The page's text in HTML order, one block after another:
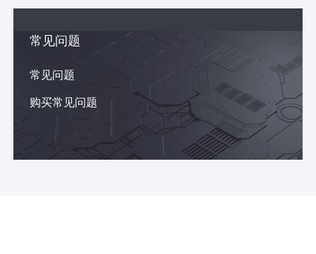
常见问题
常见问题
购买常见问题